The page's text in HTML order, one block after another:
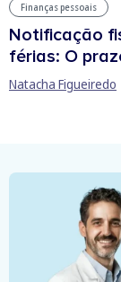
Finanças pessoais
Notificação
férias: O
Natacha Figueiredo